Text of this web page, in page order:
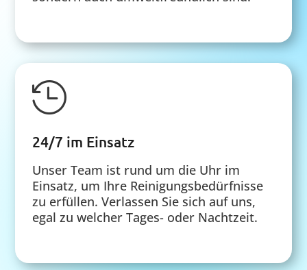

24/7 im Einsatz
Unser Team ist rund um die Uhr im
Einsatz, um Ihre Reinigungsbedürfnisse
zu erfüllen. Verlassen Sie sich auf uns,
egal zu welcher Tages- oder Nachtzeit.